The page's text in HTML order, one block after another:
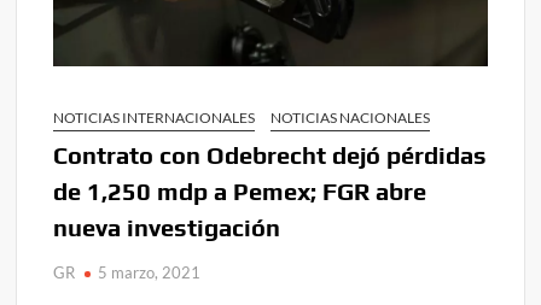
NOTICIAS INTERNACIONALES NOTICIAS NACIONALES
Contrato con Odebrecht dejó pérdidas
de 1,250 mdp a Pemex; FGR abre
nueva investigación
GR 5 marzo, 2021